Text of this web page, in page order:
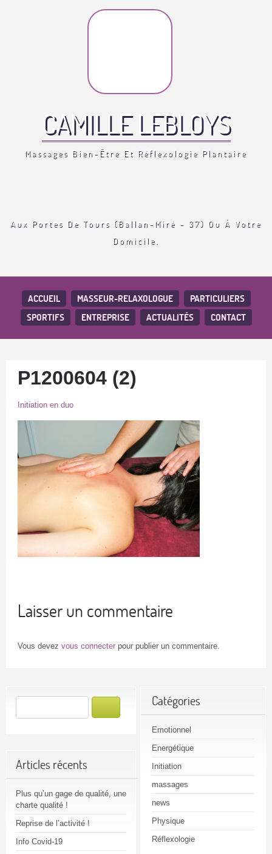
CAMILLE LEBLOYS
Massages Bien-Être Et Réflexologie Plantaire
Aux Portes De Tours (Ballan-Miré - 37) Ou À Votre
Domicile.
ACCUEIL MASSEUR-RELAXOLOGUE
PARTICULIERS
SPORTIFS
ENTREPRISE ACTUALITÉS CONTACT
P1200604 (2)
Initiation en duo
Laisser un commentaire
Vous devez vous connecter pour publier un commentaire.
Articles récents
Plus qu’un gage de qualité, une
charte qualité !
Reprise de l’activité !
Info Covid-19
Catégories
Emotionnel
Energétique
Initiation
massages
news
Physique
Réflexologie